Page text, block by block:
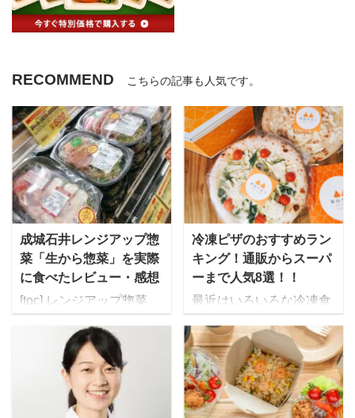
RECOMMEND こちらの記事も人気です。
成城石井レンジアップ惣
菜「生から惣菜」を実際
に食べたレビュー・感想
[toc] レンジアップ惣菜
を求めて成城石井の店舗
へ スーパーマーケット成
城石井は、直輸入ワイ
ン、チーズ、自家製惣
菜、生鮮食品、輸入菓子
冷凍ピザのおすすめラン
キング！通販からスーパ
ーまで人気8選！！
最近はいろいろな冷凍食
が、昔に比べるとどれも
美味しくなっていると思
いませんか？ 冷凍食品が
美味しくなった訳は家電
製品の進化にあると言わ